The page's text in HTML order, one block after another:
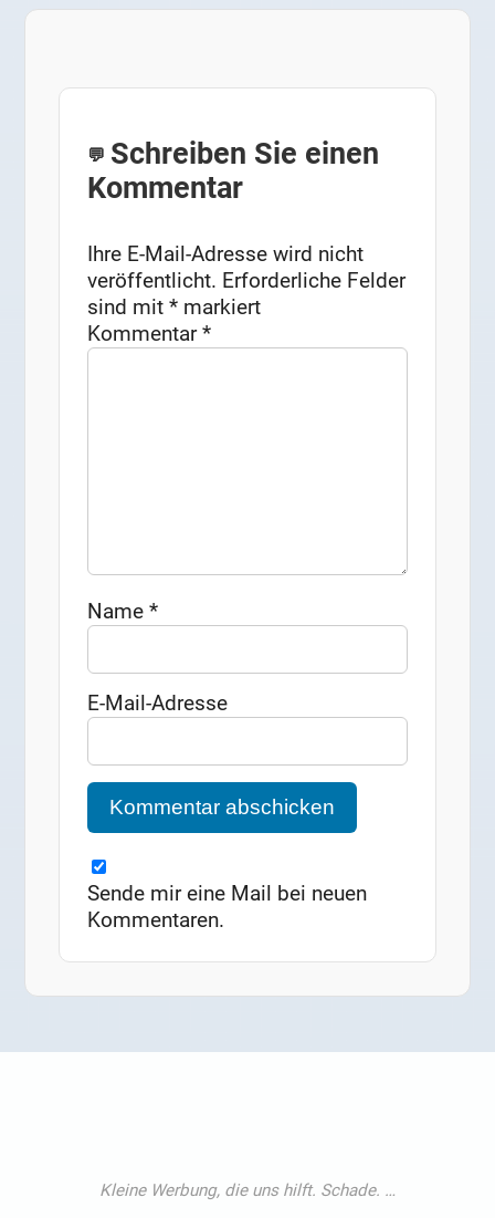
Schreiben Sie einen
Kommentar
Ihre E-Mail-Adresse wird nicht
veröffentlicht. Erforderliche Felder
sind mit* markiert
Kommentar*
Name*
E-Mail-Adresse
Sende mir eine Mail bei neuen
Kommentaren.